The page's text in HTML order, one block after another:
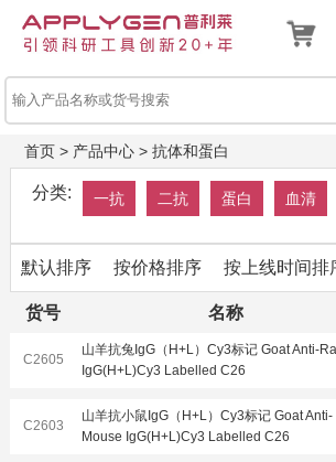
首页> 产品中心> 抗体和蛋白
分类: 一抗 二抗 蛋白 血清
默认排序 按价格排序 按上线时间排
货号 名称
C2605
山羊抗兔IgG（H+L）Cy3标记 Goat Anti-
IgG(H+L)Cy3 Labelled C26
C2603
山羊抗小鼠IgG（H+L）Cy3标记 Goat Anti-
Mouse IgG(H+L)Cy3 Labelled C26